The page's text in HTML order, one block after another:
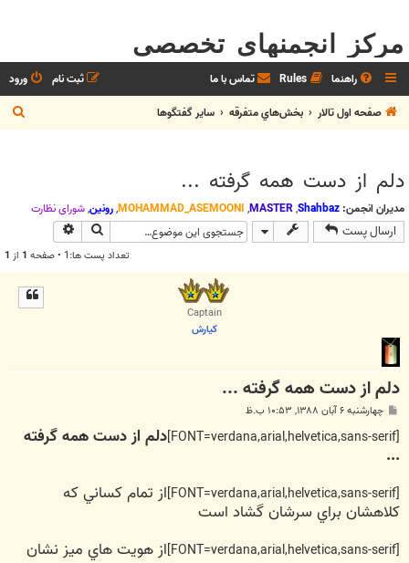
مرکز انجمنهای تخصصی
راهنما Rules تماس با ما ورود
ثبت نام
صفحه اول تالار
بخش‌‌هاي متفرقه ساير گفتگوها
س
دلم از دست همه گرفته ...
مدیران انجمن: Shahbaz
,
MASTER
,
MOHAMMAD_ASEMOONI
,رونین,شوراي نظارت
ارسال پست جستجو
تعداد پست ها:1 • صفحه 1 از 1
Captain
كيارش
دلم از دست همه گرفته ...
س
ت
چهارشنبه ۶ آبان ۱۳۸۸, ۱۰:۵۳ ب.ظ
[FONT=verdana,arial,helvetica,sans-serif] دلم از دست همه گرفته
...
[FONT=verdana,arial,helvetica,sans-serif] از تمام کساني که
کلاهشان براي سرشان گشاد است
[FONT=verdana,arial,helvetica,sans-serif] از هويت هاي ميز نشان